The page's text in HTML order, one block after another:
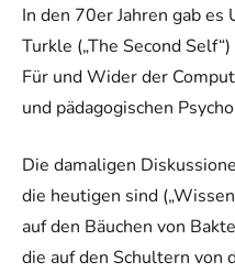
In den 70er Jahren gab
Turkle („The Second
Für und Wider der
und pädagogischen
Die damaligen
die heutigen sind
auf den Bäuchen von
die auf den Schultern von